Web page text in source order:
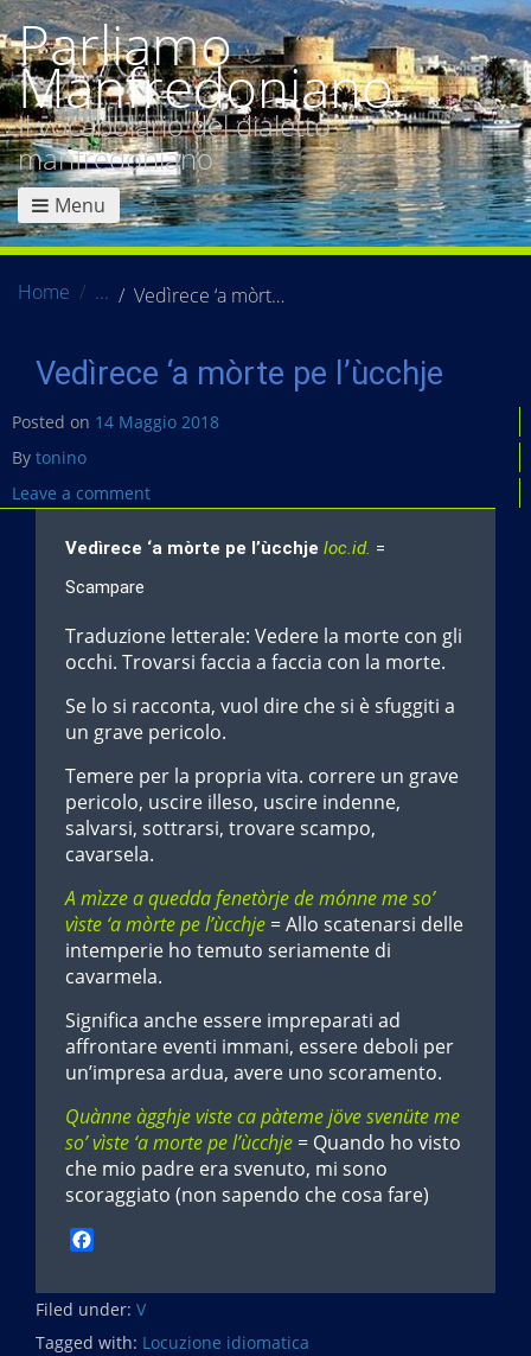
Parliamo
Manfredoniano
Il vocabolario del dialetto
manfredoniano
Menu
Home Vedìrece ‘a mòrte pe l’ùcchje
Vedìrece ‘a mòrte pe l’ùcchje
Posted on 14 Maggio 2018
By tonino
Leave a comment
Vedìrece ‘a mòrte pe l’ùcchje loc.id. =
Scampare
Traduzione letterale: Vedere la morte con gli
occhi. Trovarsi faccia a faccia con la morte.
Se lo si racconta, vuol dire che si è sfuggiti a
un grave pericolo.
Temere per la propria vita. correre un grave
pericolo, uscire illeso, uscire indenne,
salvarsi, sottrarsi, trovare scampo,
cavarsela.
A mìzze a quedda fenetòrje de mónne me so’
vìste ‘a mòrte pe l’ùcchje = Allo scatenarsi delle
intemperie ho temuto seriamente di
cavarmela.
Significa anche essere impreparati ad
affrontare eventi immani, essere deboli per
un’impresa ardua, avere uno scoramento.
Quànne àgghje viste ca pàteme jöve svenüte me
so’ vìste ‘a morte pe l’ùcchje = Quando ho visto
che mio padre era svenuto, mi sono
scoraggiato (non sapendo che cosa fare)
c
e
b
Filed under: V
Tagged with: Locuzione idiomatica